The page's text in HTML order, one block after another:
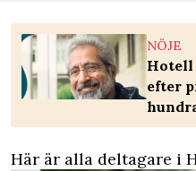
NÖJE
Hotell
efter
Här är alla deltagare i